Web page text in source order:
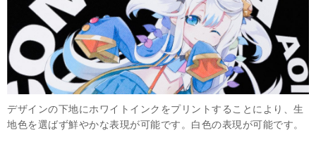
デザインの下地にホワイトインクをプリントすることにより、生
地色を選ばず鮮やかな表現が可能です。白色の表現が可能です。